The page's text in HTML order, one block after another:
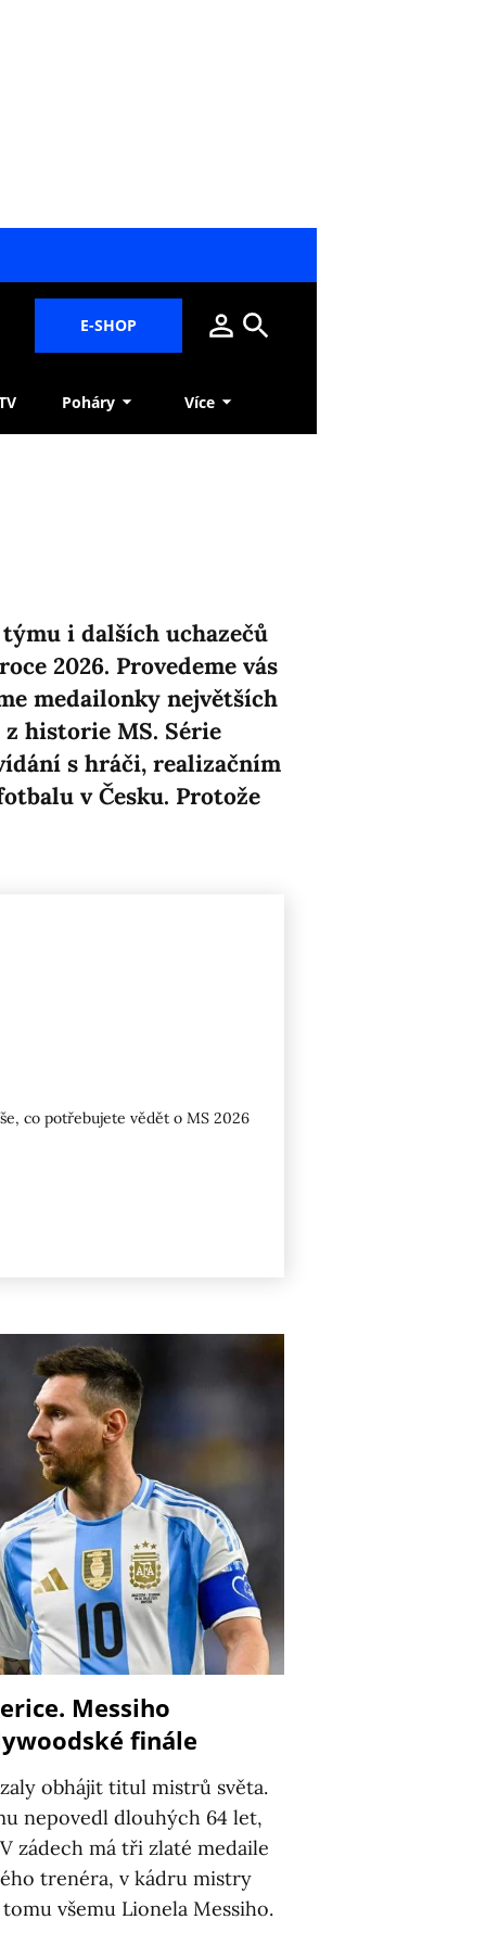
E-SHOP
Poháry Více
i dalších uchazečů
2026. Provedeme vás
medailonky největších
historie MS. Série
s hráči, realizačním
v Česku. Protože
co potřebujete vědět o MS 2026
Messiho
finále
obhájit titul mistrů světa.
nepovedl dlouhých 64 let,
zádech má tři zlaté medaile
trenéra, v kádru mistry
všemu Lionela Messiho.